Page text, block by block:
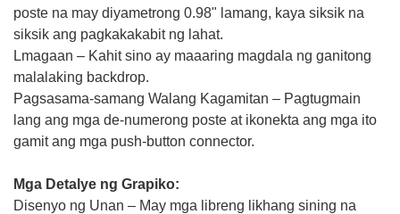
poste na may diyametrong 0.98" lamang, kaya siksik na
siksik ang pagkakakabit ng lahat.
Lmagaan – Kahit sino ay maaaring magdala ng ganitong
malalaking backdrop.
Pagsasama-samang Walang Kagamitan – Pagtugmain
lang ang mga de-numerong poste at ikonekta ang mga ito
gamit ang mga push-button connector.
Mga Detalye ng Grapiko:
Disenyo ng Unan – May mga libreng likhang sining na